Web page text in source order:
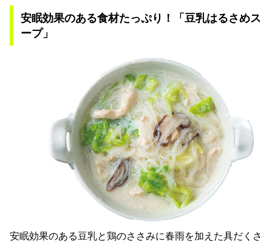
安眠効果のある食材たっぷり！「豆乳はるさめス
ープ」
安眠効果のある豆乳と鶏のささみに春雨を加えた具だくさ